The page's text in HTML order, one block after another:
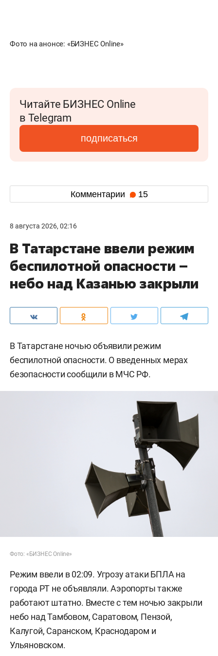
Фото на анонсе: «БИЗНЕС Online»
Читайте БИЗНЕС Online
в Telegram
подписаться
Комментарии 15
8 августа 2026, 02:16
В Татарстане ввели режим
беспилотной опасности –
небо над Казанью закрыли
В Татарстане ночью объявили режим
беспилотной опасности. О введенных мерах
безопасности сообщили в МЧС РФ.
Фото: «БИЗНЕС Online»
Режим ввели в 02:09. Угрозу атаки БПЛА на
города РТ не объявляли. Аэропорты также
работают штатно. Вместе с тем ночью закрыли
небо над Тамбовом, Саратовом, Пензой,
Калугой, Саранском, Краснодаром и
Ульяновском.